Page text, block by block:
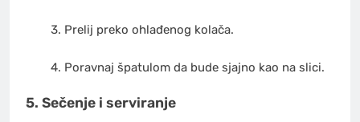
Prelij preko ohlađenog kolača.
Poravnaj špatulom da bude sjajno kao na slici.
5. Sečenje i serviranje